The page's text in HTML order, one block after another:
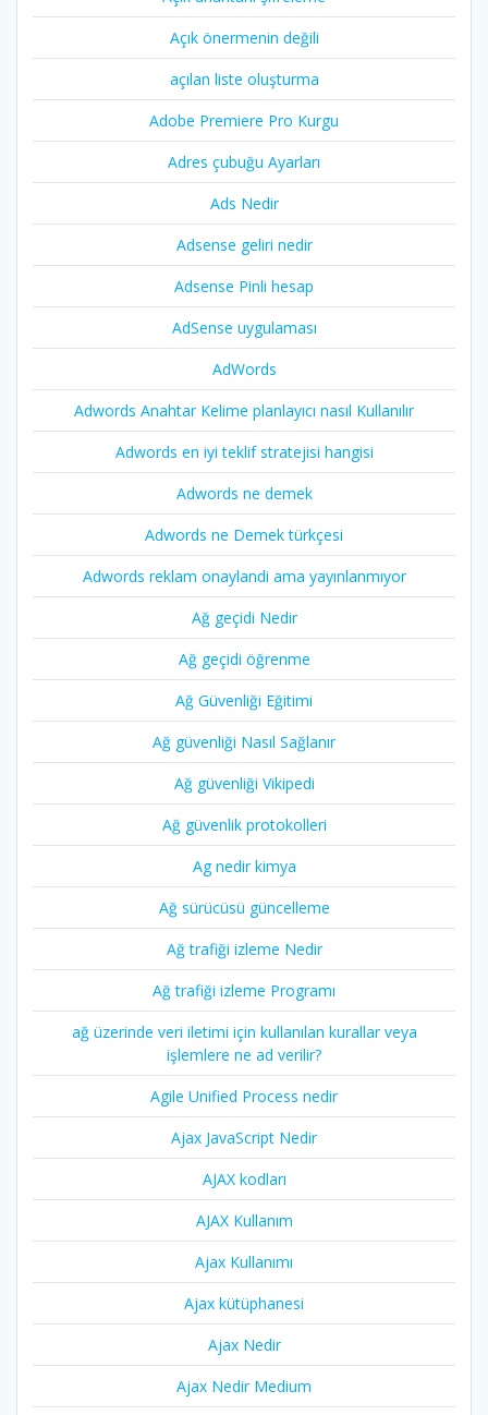
Açık önermenin değili
açılan liste oluşturma
Adobe Premiere Pro Kurgu
Adres çubuğu Ayarları
Ads Nedir
Adsense geliri nedir
Adsense Pinli hesap
AdSense uygulaması
AdWords
Adwords Anahtar Kelime planlayıcı nasıl Kullanılır
Adwords en iyi teklif stratejisi hangisi
Adwords ne demek
Adwords ne Demek türkçesi
Adwords reklam onaylandi ama yayınlanmıyor
Ağ geçidi Nedir
Ağ geçidi öğrenme
Ağ Güvenliği Eğitimi
Ağ güvenliği Nasıl Sağlanır
Ağ güvenliği Vikipedi
Ağ güvenlik protokolleri
Ag nedir kimya
Ağ sürücüsü güncelleme
Ağ trafiği izleme Nedir
Ağ trafiği izleme Programı
ağ üzerinde veri iletimi için kullanılan kurallar veya
işlemlere ne ad verilir?
Agile Unified Process nedir
Ajax JavaScript Nedir
AJAX kodları
AJAX Kullanım
Ajax Kullanımı
Ajax kütüphanesi
Ajax Nedir
Ajax Nedir Medium